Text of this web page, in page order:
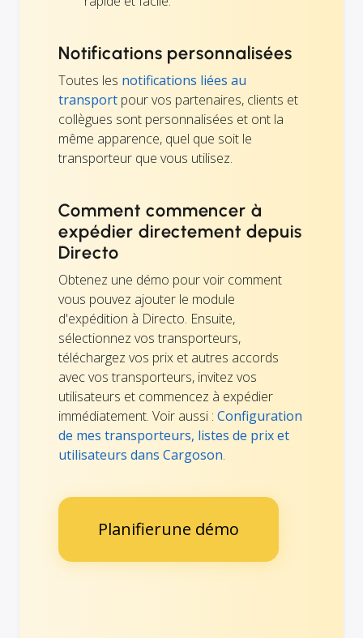
Notifications personnalisées
Toutes les notifications liées au
transport pour vos partenaires, clients et
collègues sont personnalisées et ont la
même apparence, quel que soit le
transporteur que vous utilisez.
Comment commencer à
expédier directement depuis
Directo
Obtenez une démo pour voir comment
vous pouvez ajouter le module
d'expédition à Directo. Ensuite,
sélectionnez vos transporteurs,
téléchargez vos prix et autres accords
avec vos transporteurs, invitez vos
utilisateurs et commencez à expédier
immédiatement. Voir aussi : Configuration
de mes transporteurs, listes de prix et
utilisateurs dans Cargoson.
Planifierune démo